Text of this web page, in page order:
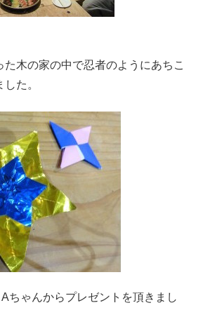
木の家の中で忍者のようにあちこ
た。
ちゃんからプレゼントを頂きまし